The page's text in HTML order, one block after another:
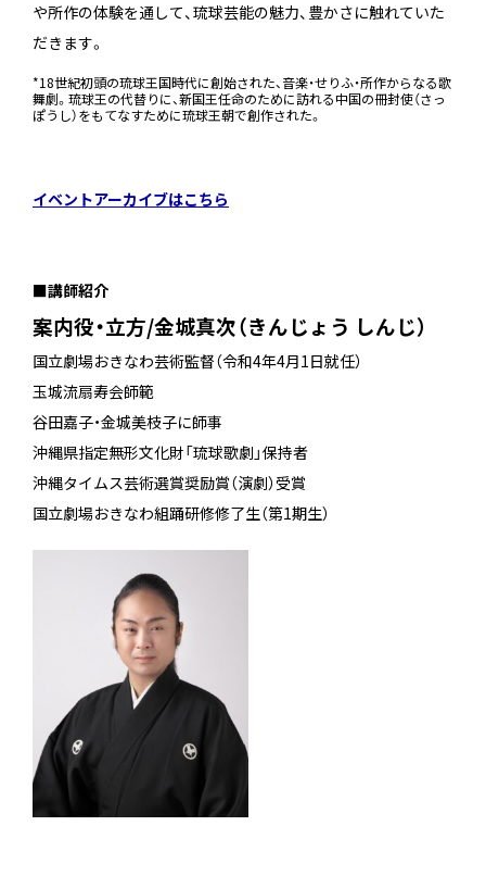
や所作の体験を通して、琉球芸能の魅力、豊かさに触れていた
だきます。
*18世紀初頭の琉球王国時代に創始された、音楽・せりふ・所作からなる歌
舞劇。琉球王の代替りに、新国王任命のために訪れる中国の冊封使（さっ
ぽうし）をもてなすために琉球王朝で創作された。
イベントアーカイブはこちら
■講師紹介
案内役・立方/金城真次（きんじょう しんじ）
国立劇場おきなわ芸術監督（令和4年4月1日就任）
玉城流扇寿会師範
谷田嘉子・金城美枝子に師事
沖縄県指定無形文化財「琉球歌劇」保持者
沖縄タイムス芸術選賞奨励賞（演劇）受賞
国立劇場おきなわ組踊研修修了生（第1期生）